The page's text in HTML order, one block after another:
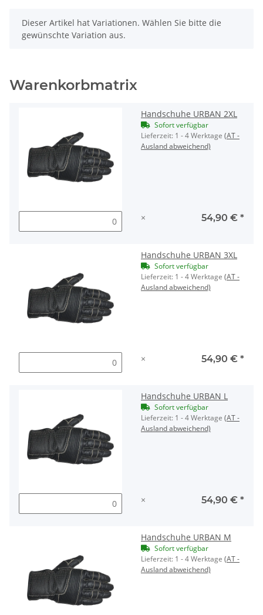
x
Dieser Artikel hat Variationen. Wählen Sie bitte die
gewünschte Variation aus.
Warenkorbmatrix
Handschuhe URBAN 2XL
Sofort verfügbar
Lieferzeit: 1 - 4 Werktage (AT -
Ausland abweichend)
× 54,90 € *
Handschuhe URBAN 3XL
Sofort verfügbar
Lieferzeit: 1 - 4 Werktage (AT -
Ausland abweichend)
× 54,90 € *
Handschuhe URBAN L
Sofort verfügbar
Lieferzeit: 1 - 4 Werktage (AT -
Ausland abweichend)
× 54,90 € *
Handschuhe URBAN M
Sofort verfügbar
Lieferzeit: 1 - 4 Werktage (AT -
Ausland abweichend)